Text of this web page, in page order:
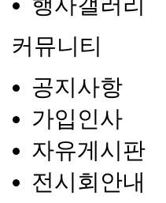
커뮤니티
공지사항
가입인사
자유게시판
전시회안내